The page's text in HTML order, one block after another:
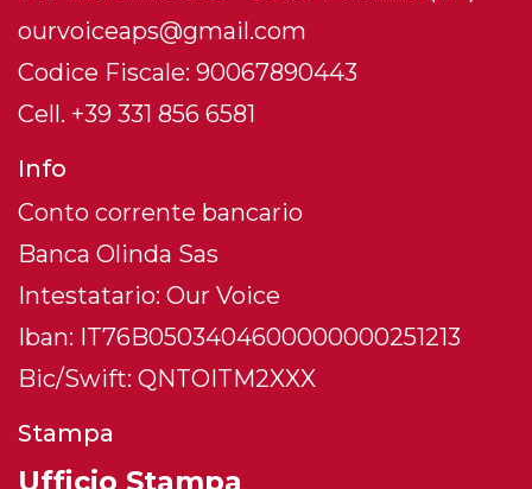
ourvoiceaps@gmail.com
Codice Fiscale: 90067890443
Cell. +39 331 856 6581
Info
Conto corrente bancario
Banca Olinda Sas
Intestatario: Our Voice
Iban: IT76B0503404600000000251213
Bic/Swift: QNTOITM2XXX
Stampa
Ufficio Stampa